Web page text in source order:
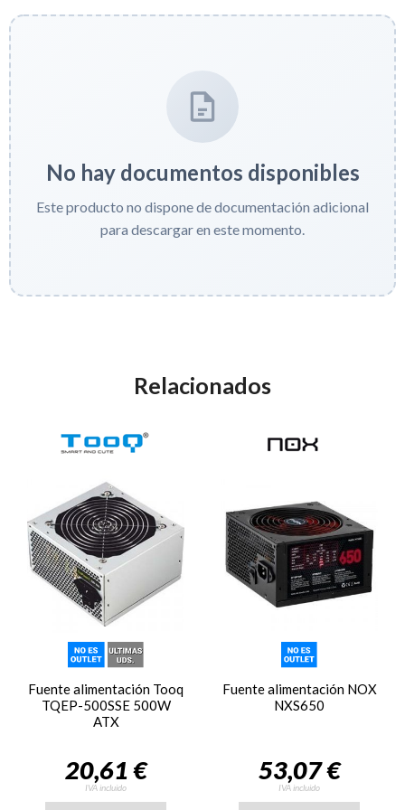
No hay documentos disponibles
Este producto no dispone de documentación adicional
para descargar en este momento.
Relacionados
Fuente alimentación Tooq
TQEP-500SSE 500W
ATX
20,61 €
IVA incluido
Fuente alimentación NOX
NXS650
53,07 €
IVA incluido